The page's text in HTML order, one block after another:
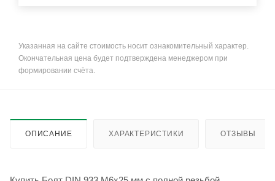
Указанная на сайте стоимость носит ознакомительный характер.
Окончательная цена будет подтверждена менеджером при
формировании счёта.
ОПИСАНИЕ ХАРАКТЕРИСТИКИ ОТЗЫВЫ